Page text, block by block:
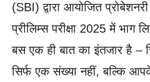
(SBI) द्वारा आयोजित
प्रीलिम्स परीक्षा 2025 में भाग
बस एक ही बात का इंतजार है –
सिर्फ एक संख्या नहीं, बल्कि